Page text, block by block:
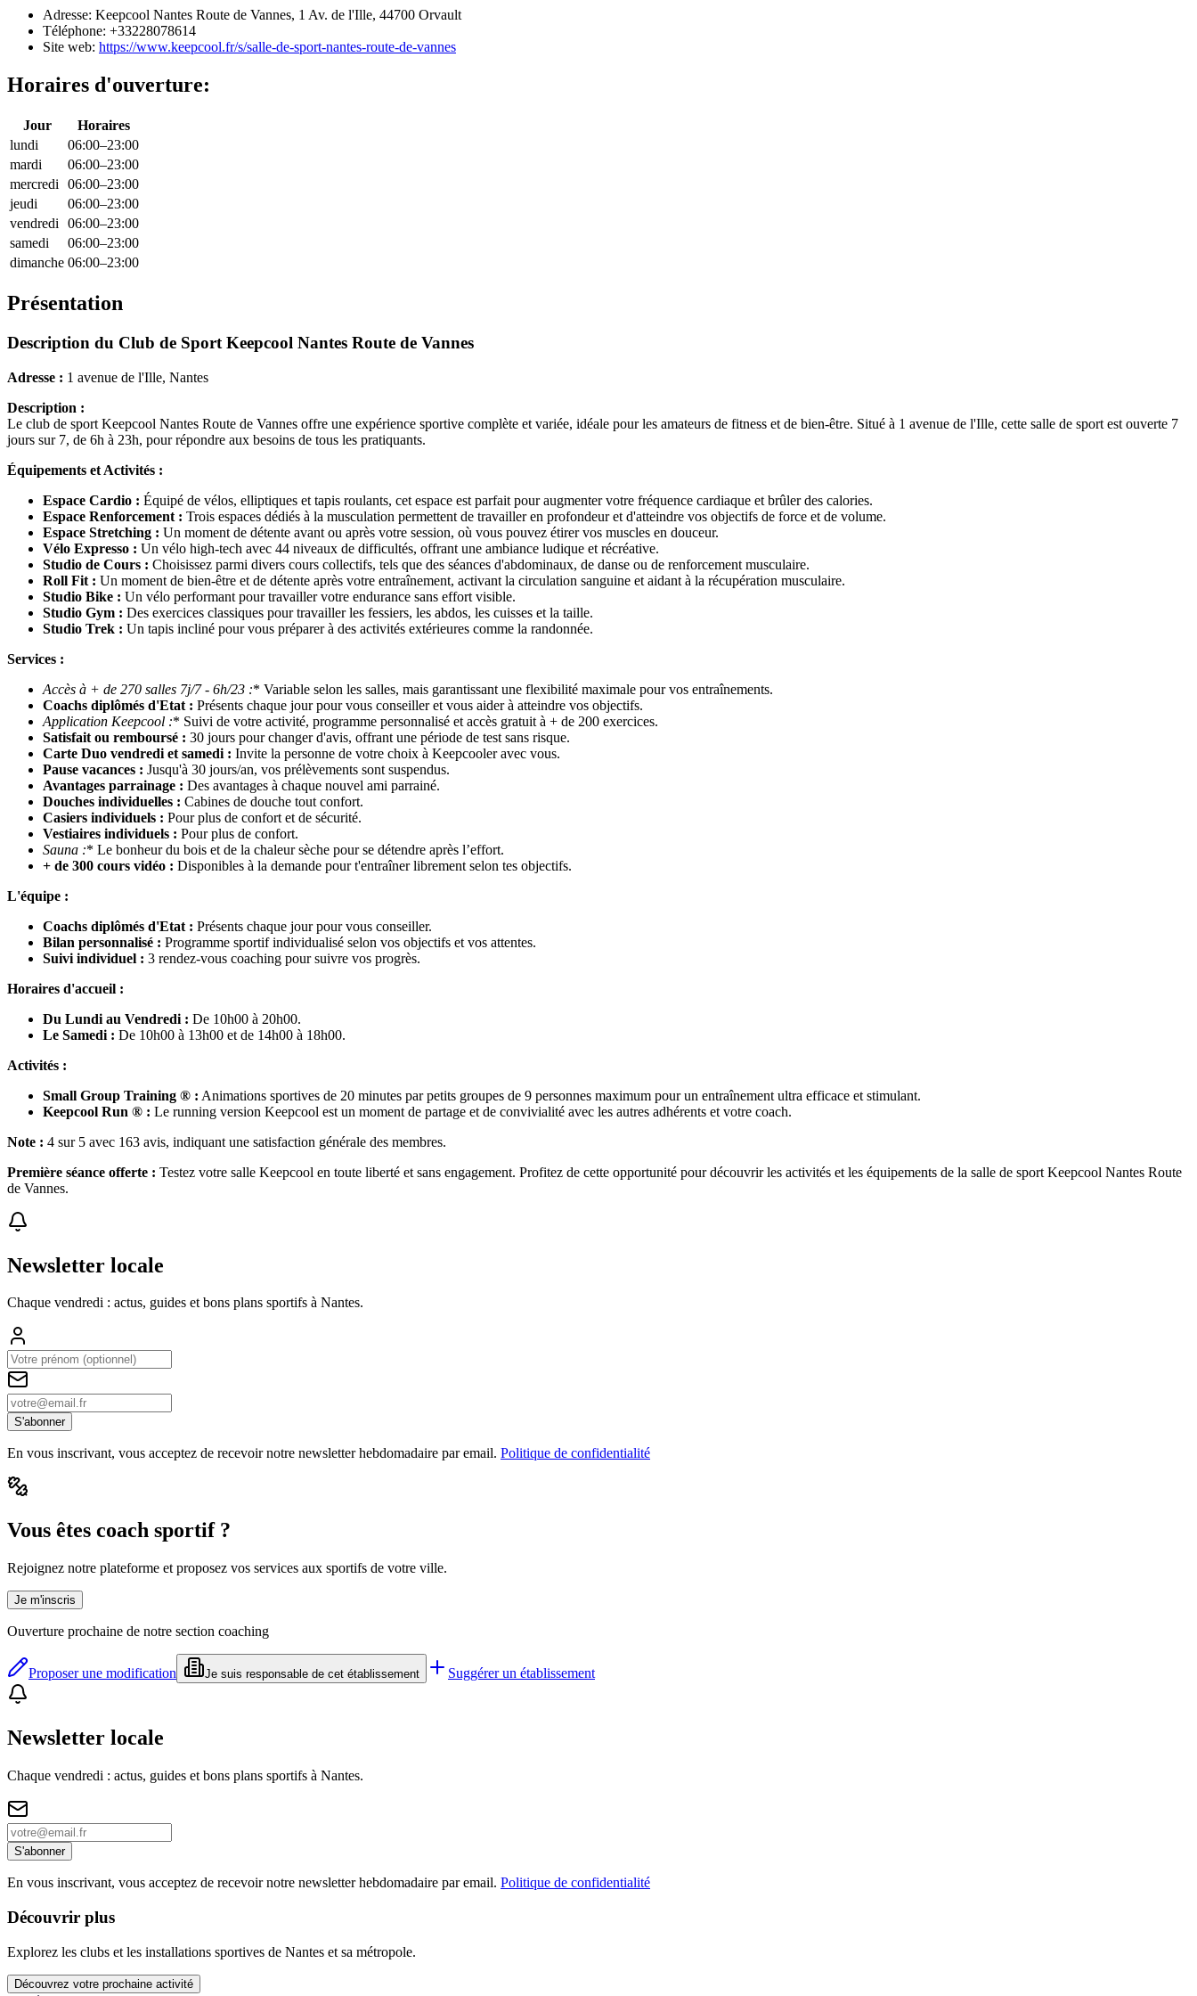
Adresse: Keepcool Nantes Route de Vannes, 1 Av. de l'Ille, 44700 Orvault
Téléphone: +33228078614
Site web: https://www.keepcool.fr/s/salle-de-sport-nantes-route-de-vannes
Horaires d'ouverture:
Jour
Horaires
lundi
06:00–23:00
mardi
06:00–23:00
mercredi
06:00–23:00
jeudi
06:00–23:00
vendredi
06:00–23:00
samedi
06:00–23:00
dimanche 06:00–23:00
Présentation
Description du Club de Sport Keepcool Nantes Route de Vannes
Adresse : 1 avenue de l'Ille, Nantes
Description :
Le club de sport Keepcool Nantes Route de Vannes offre une expérience sportive complète et variée, idéale pour les amateurs de fitness et de bien-être. Situé à 1 avenue de l'Ille, cette salle de sport est ouverte 7
jours sur 7, de 6h à 23h, pour répondre aux besoins de tous les pratiquants.
Équipements et Activités :
Espace Cardio : Équipé de vélos, elliptiques et tapis roulants, cet espace est parfait pour augmenter votre fréquence cardiaque et brûler des calories.
Espace Renforcement : Trois espaces dédiés à la musculation permettent de travailler en profondeur et d'atteindre vos objectifs de force et de volume.
Espace Stretching : Un moment de détente avant ou après votre session, où vous pouvez étirer vos muscles en douceur.
Vélo Expresso : Un vélo high-tech avec 44 niveaux de difficultés, offrant une ambiance ludique et récréative.
Studio de Cours : Choisissez parmi divers cours collectifs, tels que des séances d'abdominaux, de danse ou de renforcement musculaire.
Roll Fit : Un moment de bien-être et de détente après votre entraînement, activant la circulation sanguine et aidant à la récupération musculaire.
Studio Bike : Un vélo performant pour travailler votre endurance sans effort visible.
Studio Gym : Des exercices classiques pour travailler les fessiers, les abdos, les cuisses et la taille.
Studio Trek : Un tapis incliné pour vous préparer à des activités extérieures comme la randonnée.
Services :
Accès à + de 270 salles 7j/7 - 6h/23 :* Variable selon les salles, mais garantissant une flexibilité maximale pour vos entraînements.
Coachs diplômés d'Etat : Présents chaque jour pour vous conseiller et vous aider à atteindre vos objectifs.
Application Keepcool :* Suivi de votre activité, programme personnalisé et accès gratuit à + de 200 exercices.
Satisfait ou remboursé : 30 jours pour changer d'avis, offrant une période de test sans risque.
Carte Duo vendredi et samedi : Invite la personne de votre choix à Keepcooler avec vous.
Pause vacances : Jusqu'à 30 jours/an, vos prélèvements sont suspendus.
Avantages parrainage : Des avantages à chaque nouvel ami parrainé.
Douches individuelles : Cabines de douche tout confort.
Casiers individuels : Pour plus de confort et de sécurité.
Vestiaires individuels : Pour plus de confort.
Sauna :* Le bonheur du bois et de la chaleur sèche pour se détendre après l’effort.
+ de 300 cours vidéo : Disponibles à la demande pour t'entraîner librement selon tes objectifs.
L'équipe :
Coachs diplômés d'Etat : Présents chaque jour pour vous conseiller.
Bilan personnalisé : Programme sportif individualisé selon vos objectifs et vos attentes.
Suivi individuel : 3 rendez-vous coaching pour suivre vos progrès.
Horaires d'accueil :
Du Lundi au Vendredi : De 10h00 à 20h00.
Le Samedi : De 10h00 à 13h00 et de 14h00 à 18h00.
Activités :
Small Group Training ® : Animations sportives de 20 minutes par petits groupes de 9 personnes maximum pour un entraînement ultra efficace et stimulant.
Keepcool Run ® : Le running version Keepcool est un moment de partage et de convivialité avec les autres adhérents et votre coach.
Note : 4 sur 5 avec 163 avis, indiquant une satisfaction générale des membres.
Première séance offerte : Testez votre salle Keepcool en toute liberté et sans engagement. Profitez de cette opportunité pour découvrir les activités et les équipements de la salle de sport Keepcool Nantes Route
de Vannes.
Newsletter locale
Chaque vendredi : actus, guides et bons plans sportifs à Nantes.
S'abonner
En vous inscrivant, vous acceptez de recevoir notre newsletter hebdomadaire par email. Politique de confidentialité
Vous êtes coach sportif ?
Rejoignez notre plateforme et proposez vos services aux sportifs de votre ville.
Je m'inscris
Ouverture prochaine de notre section coaching
Proposer une modification Je suis responsable de cet établissement Suggérer un établissement
Newsletter locale
Chaque vendredi : actus, guides et bons plans sportifs à Nantes.
S'abonner
En vous inscrivant, vous acceptez de recevoir notre newsletter hebdomadaire par email. Politique de confidentialité
Découvrir plus
Explorez les clubs et les installations sportives de Nantes et sa métropole.
Découvrez votre prochaine activité